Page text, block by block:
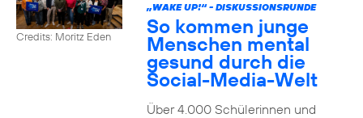
Credits: Moritz Eden
„WAKE UP!“ - DISKUSSIONSRUNDE
So kommen junge
Menschen mental
gesund durch die
Social-Media-Welt
Über 4.000 Schülerinnen und